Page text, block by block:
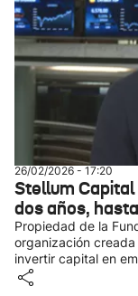
26/02/2026 - 17:20
Stellum
dos años,
Propiedad de la
organización
invertir capital en